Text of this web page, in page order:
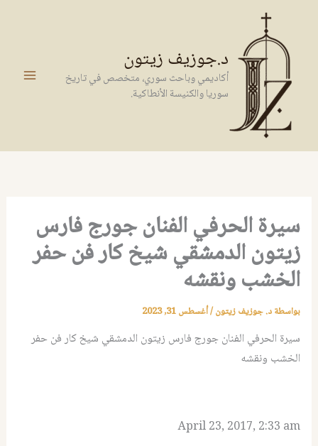
المحتوى
د.جوزيف زيتون
أكاديمي وباحث سوري، متخصص في تاريخ
سوريا والكنيسة الأنطاكية.
سيرة الحرفي الفنان جورج فارس
زيتون الدمشقي شيخ كار فن حفر
الخشب ونقشه
بواسطةد. جوزيف زيتون/أغسطس 31, 2023
سيرة الحرفي الفنان جورج فارس زيتون الدمشقي شيخ كار فن حفر
الخشب ونقشه
April 23, 2017, 2:33 am